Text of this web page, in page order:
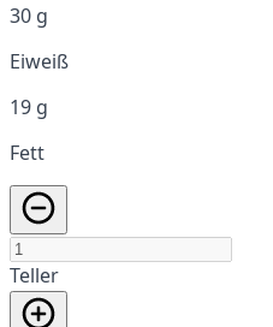
30 g
Eiweiß
19 g
Fett
Teller